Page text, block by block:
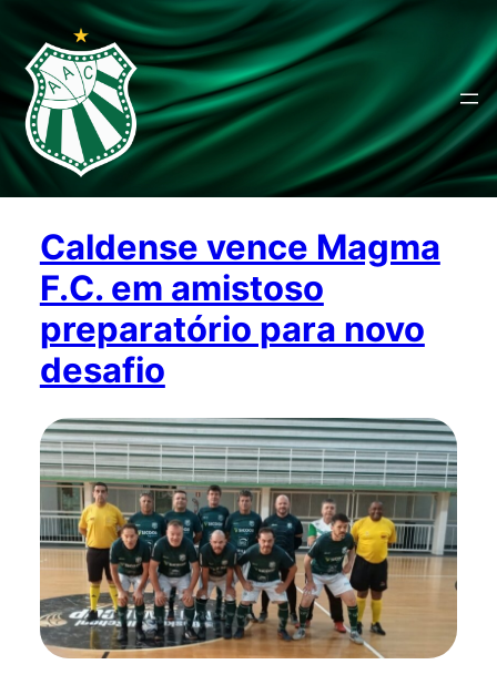
Caldense vence Magma
F.C. em amistoso
preparatório para novo
desafio